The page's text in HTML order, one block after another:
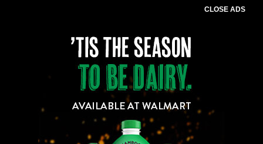
CLOSE ADS